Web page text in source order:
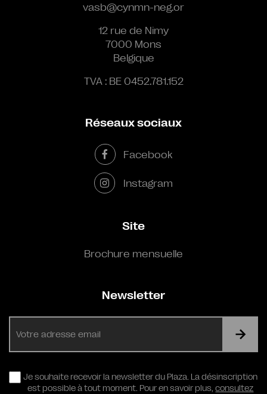
vasb@cynmn-neg.or
12 rue de Nimy
7000 Mons
Belgique
TVA : BE 0452.781.152
Réseaux sociaux
Facebook
Instagram
Site
Brochure mensuelle
Newsletter
RGPD
Je souhaite recevoir la newsletter du Plaza. La désinscription
est possible à tout moment. Pour en savoir plus,consultez